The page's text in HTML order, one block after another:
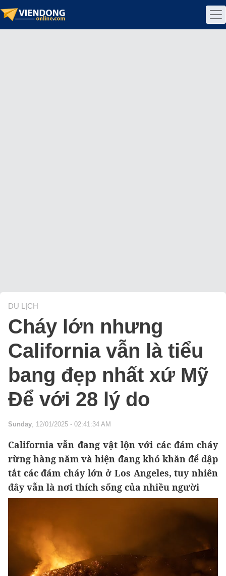
DU LỊCH
Cháy lớn nhưng
California vẫn là tiểu
bang đẹp nhất xứ Mỹ
Để với 28 lý do
Sunday, 12/01/2025 - 02:41:34 AM
California vẫn đang vật lộn với các đám cháy
rừng hàng năm và hiện đang khó khăn để dập
tắt các đám cháy lớn ở Los Angeles, tuy nhiên
đây vẫn là nơi thích sống của nhiều người